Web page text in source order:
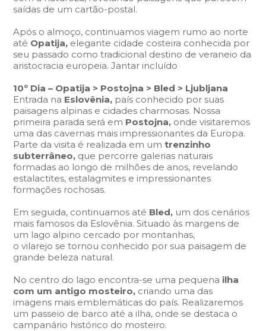
saídas de um cartão-postal.
Após o almoço, continuamos viagem rumo ao norte
até Opatija, elegante cidade costeira conhecida por
seu passado como tradicional destino de veraneio da
aristocracia europeia. Jantar incluído
10º Dia – Opatija > Postojna > Bled > Ljubljana
Entrada na Eslovênia, país conhecido por suas
paisagens alpinas e cidades charmosas. Nossa
primeira parada será em Postojna, onde visitaremos
uma das cavernas mais impressionantes da Europa.
Parte da visita é realizada em um trenzinho
subterrâneo, que percorre galerias naturais
formadas ao longo de milhões de anos, revelando
estalactites, estalagmites e impressionantes
formações rochosas.
Em seguida, continuamos até Bled, um dos cenários
mais famosos da Eslovênia. Situado às margens de
um lago alpino cercado por montanhas,
o vilarejo se tornou conhecido por sua paisagem de
grande beleza natural.
No centro do lago encontra-se uma pequena ilha
com um antigo mosteiro, criando uma das
imagens mais emblemáticas do país. Realizaremos
um passeio de barco até a ilha, onde se destaca o
campanário histórico do mosteiro.